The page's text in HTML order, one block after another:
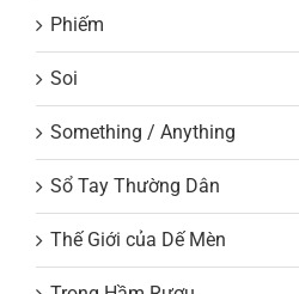
Phiếm
Soi
Something / Anything
Sổ Tay Thường Dân
Thế Giới của Dế Mèn